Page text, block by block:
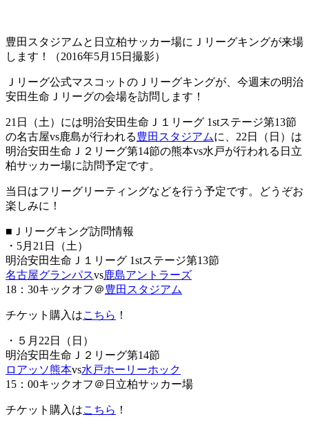
豊田スタジアムと日立柏サッカー場にＪリーグキングが来場
します！（2016年5月15日撮影）
Ｊリーグ公式マスコットのＪリーグキングが、今週末の明治
安田生命Ｊリーグの会場を訪問します！
21日（土）には明治安田生命Ｊ１リーグ 1stステージ第13節
の名古屋vs鹿島が行われる豊田スタジアムに、22日（日）は
明治安田生命Ｊ２リーグ第14節の熊本vs水戸が行われる日立
柏サッカー場に訪問予定です。
当日はフリーグリーティングなどを行う予定です。どうぞお
楽しみに！
■Ｊリーグキング訪問情報
・5月21日（土）
明治安田生命Ｊ１リーグ 1stステージ第13節
名古屋グランパスvs鹿島アントラーズ
18：30キックオフ＠豊田スタジアム
チケット購入はこちら ！
・５月22日（日）
明治安田生命Ｊ２リーグ第14節
ロアッソ熊本vs水戸ホーリーホック
15：00キックオフ＠日立柏サッカー場
チケット購入はこちら ！